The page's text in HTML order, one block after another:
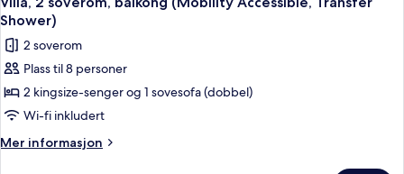
(Mobility
Accessible,
Roll-
In
alle
bildene
av
Villa,
2
soverom,
balkong
Shower)
2 soverom
Plass til 8 personer
2 kingsize-senger og 1 sovesofa (dobbel)
Wi-fi inkludert
Mer informasjon
Mer